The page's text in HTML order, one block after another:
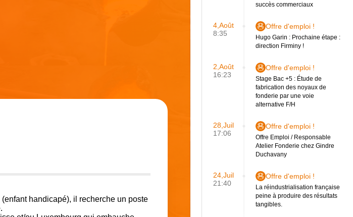
handicapé), il recherche un poste
succès commerciaux
4,Août
8:35
Offre d'emploi !
Hugo Garin : Prochaine étape :
direction Firminy !
2,Août
16:23
Offre d'emploi !
Stage Bac +5 : Étude de
fabrication des noyaux de
fonderie par une voie
alternative F/H
28,Juil
17:06
Offre d'emploi !
Offre Emploi / Responsable
Atelier Fonderie chez Gindre
Duchavany
24,Juil
21:40
Offre d'emploi !
La réindustrialisation française
peine à produire des résultats
tangibles.